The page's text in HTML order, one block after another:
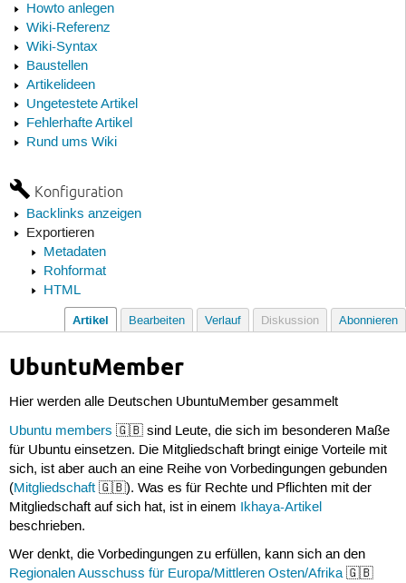
Howto anlegen
Wiki-Referenz
Wiki-Syntax
Baustellen
Artikelideen
Ungetestete Artikel
Fehlerhafte Artikel
Rund ums Wiki
Konfiguration
Backlinks anzeigen
Exportieren
Metadaten
Rohformat
HTML
Artikel Bearbeiten Verlauf Diskussion Abonnieren
UbuntuMember
Hier werden alle Deutschen UbuntuMember gesammelt
Ubuntu members 🇬🇧 sind Leute, die sich im besonderen Maße
für Ubuntu einsetzen. Die Mitgliedschaft bringt einige Vorteile mit
sich, ist aber auch an eine Reihe von Vorbedingungen gebunden
(Mitgliedschaft🇬🇧). Was es für Rechte und Pflichten mit der
Mitgliedschaft auf sich hat, ist in einem Ikhaya-Artikel
beschrieben.
Wer denkt, die Vorbedingungen zu erfüllen, kann sich an den
Regionalen Ausschuss für Europa/Mittleren Osten/Afrika🇬🇧